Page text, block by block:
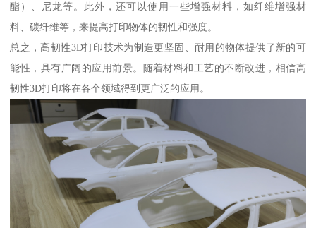
酯）、尼龙等。此外，还可以使用一些增强材料，如纤维增强材
料、碳纤维等，来提高打印物体的韧性和强度。
总之，高韧性3D打印技术为制造更坚固、耐用的物体提供了新的可
能性，具有广阔的应用前景。随着材料和工艺的不断改进，相信高
韧性3D打印将在各个领域得到更广泛的应用。